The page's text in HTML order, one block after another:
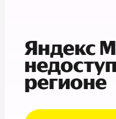
Яндекс
регионе